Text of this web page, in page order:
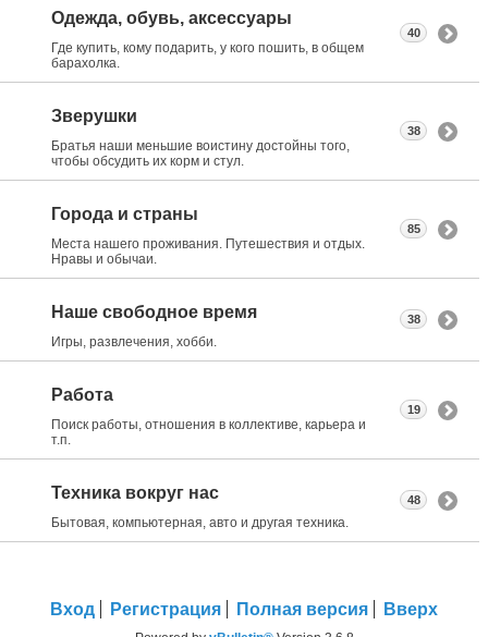
Одежда, обувь, аксессуары
Где купить, кому подарить, у кого пошить, в общем
барахолка.
40
Зверушки
Братья наши меньшие воистину достойны того,
чтобы обсудить их корм и стул.
38
Города и страны
Места нашего проживания. Путешествия и отдых.
Нравы и обычаи.
85
Наше свободное время
Игры, развлечения, хобби.
38
Работа
Поиск работы, отношения в коллективе, карьера и
т.п.
19
Техника вокруг нас
Бытовая, компьютерная, авто и другая техника.
48
Вход Регистрация Полная версия Вверх